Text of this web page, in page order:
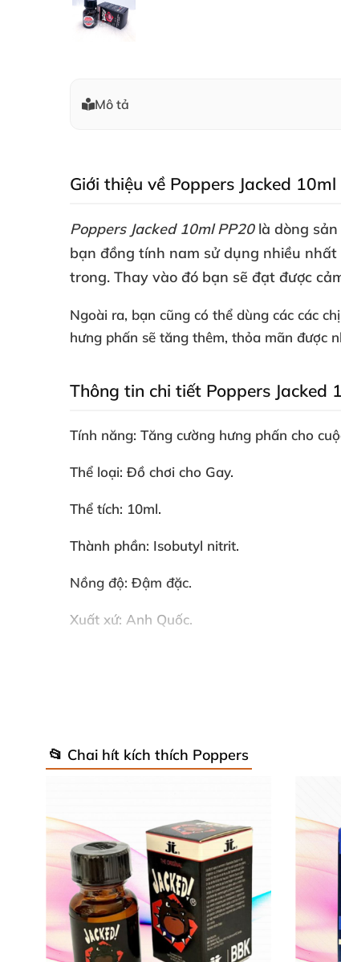
Mô tả
Giới thiệu về Poppers Jacked
Poppers Jacked 10ml PP20là dòng sản
bạn đồng tính nam sử dụng nhiều nhất
trong. Thay vào đó bạn sẽ đạt được
Ngoài ra, bạn cũng có thể dùng các các
hưng phấn sẽ tăng thêm, thỏa mãn được
Thông tin chi tiết Poppers Jacked
Tính năng: Tăng cường hưng phấn cho
Thể loại: Đồ chơi cho Gay.
Thể tích: 10ml.
Thành phần: Isobutyl nitrit.
Nồng độ: Đậm đặc.
Xuất xứ: Anh Quốc.
📂 Chai hít kích thích Poppers